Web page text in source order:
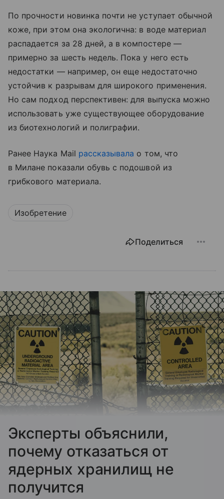
По прочности новинка почти не уступает обычной
коже, при этом она экологична: в воде материал
распадается за 28 дней, а в компостере —
примерно за шесть недель. Пока у него есть
недостатки — например, он еще недостаточно
устойчив к разрывам для широкого применения.
Но сам подход перспективен: для выпуска можно
использовать уже существующее оборудование
из биотехнологий и полиграфии.
Ранее Наука Mail рассказывала о том, что
в Милане показали обувь с подошвой из
грибкового материала.
Изобретение
Поделиться
Эксперты объяснили,
почему отказаться от
ядерных хранилищ не
получится